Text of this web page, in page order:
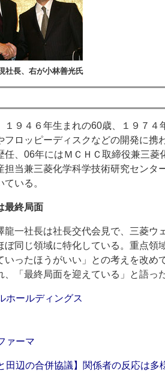
社長、右が小林善光氏
９４６年生まれの60歳、１９７４
フロッピーディスクなどの開発に携
任、06年にはＭＣＨＣ取締役兼三
担当兼三菱化学科学技術研究センタ
いる。
最終局面
一社長は社長交代会見で、三菱ウ
ぼ同じ領域に特化している。重点領
いったほうがいい」との考えを改め
「最終局面を迎えている」と語った
ホールディングス
ァーマ
田辺の合併協議】関係者の反応は多